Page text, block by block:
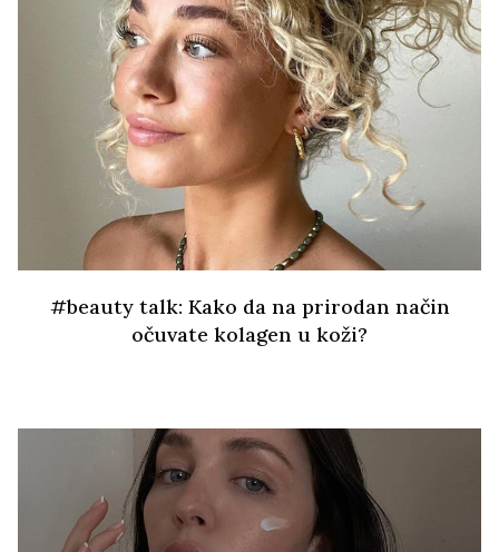
#beauty talk: Kako da na prirodan način
očuvate kolagen u koži?